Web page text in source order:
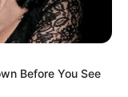
Before You See